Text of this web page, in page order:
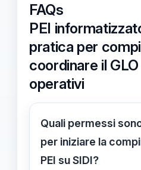
FAQs
PEI
pratica per
coordinare il
operativi
Quali permessi
per iniziare la
PEI su SIDI?